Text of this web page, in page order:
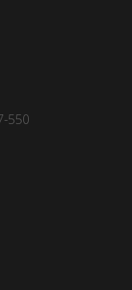
550